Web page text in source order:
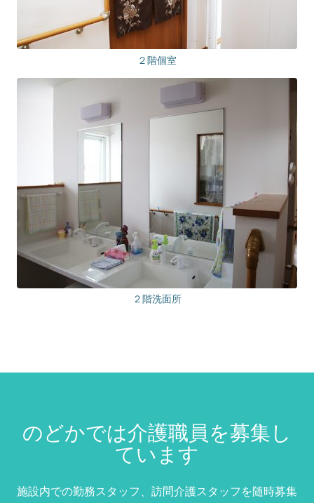
２階個室
２階洗面所
のどかでは介護職員を募集し
ています
施設内での勤務スタッフ、訪問介護スタッフを随時募集